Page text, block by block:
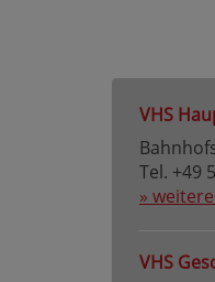
VHS
Tel. +49
»
VHS